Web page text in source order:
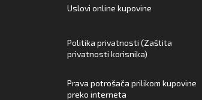
Uslovi online kupovine
Politika privatnosti (Zaštita
privatnosti korisnika)
Prava potrošača prilikom kupovine
preko interneta